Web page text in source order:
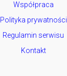
Współpraca
Polityka prywatności
Regulamin serwisu
Kontakt